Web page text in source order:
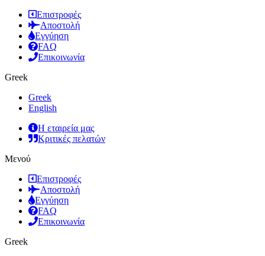
Επιστροφές
Αποστολή
Εγγύηση
FAQ
Επικοινωνία
Greek
Greek
English
Η εταιρεία μας
Κριτικές πελατών
Μενού
Επιστροφές
Αποστολή
Εγγύηση
FAQ
Επικοινωνία
Greek